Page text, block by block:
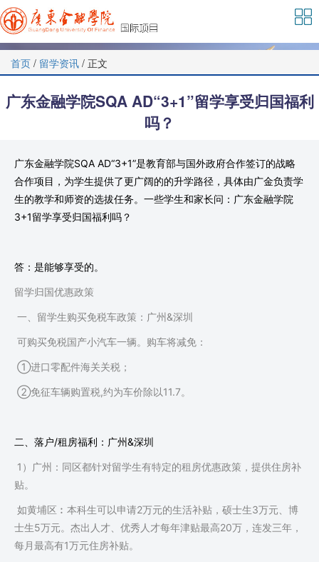
1 2
首页 / 留学资讯 / 正文
广东金融学院SQA AD“3+1”留学享受归国福利
吗？
广东金融学院SQA AD“3+1”是教育部与国外政府合作签订的战略
合作项目，为学生提供了更广阔的的升学路径，具体由广金负责学
生的教学和师资的选拔任务。一些学生和家长问：广东金融学院
3+1留学享受归国福利吗？
答：是能够享受的。
留学归国优惠政策
一、留学生购买免税车政策：广州&深圳
可购买免税国产小汽车一辆。购车将减免：
①进口零配件海关关税；
②免征车辆购置税,约为车价除以11.7。
二、落户/租房福利：广州&深圳
1）广州：同区都针对留学生有特定的租房优惠政策，提供住房补
贴。
如黄埔区︰本科生可以申请2万元的生活补贴，硕士生3万元、博
士生5万元。杰出人才、优秀人才每年津贴最高20万，连发三年，
每月最高有1万元住房补贴。